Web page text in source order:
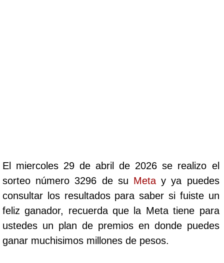
Cafeterito Noche
Caribeña Día
Caribeña Noche
El miercoles 29 de abril de 2026 se realizo el
sorteo número 3296 de su Metay ya puedes
consultar los resultados para saber si fuiste un
feliz ganador, recuerda que la Meta tiene para
ustedes un plan de premios en donde puedes
ganar muchisimos millones de pesos.